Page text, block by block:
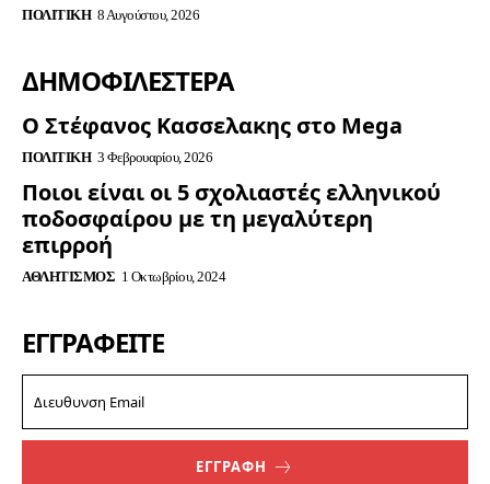
ΠΟΛΙΤΙΚΉ 8 Αυγούστου, 2026
ΔΗΜΟΦΙΛΈΣΤΕΡΑ
Ο Στέφανος Κασσελακης στο Mega
ΠΟΛΙΤΙΚΉ 3 Φεβρουαρίου, 2026
Ποιοι είναι οι 5 σχολιαστές ελληνικού
ποδοσφαίρου με τη μεγαλύτερη
επιρροή
ΑΘΛΗΤΙΣΜΌΣ 1 Οκτωβρίου, 2024
ΕΓΓΡΑΦΕΊΤΕ
ΕΓΓΡΑΦΗ